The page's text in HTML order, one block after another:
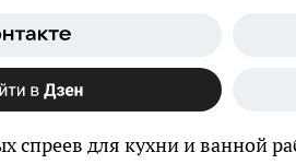
спреев для кухни и ванной